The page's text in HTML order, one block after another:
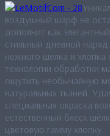
воздушный шарф не
дополнит как
стильный дневной
нежного шелка и хлопка
технологии обработки
ощутить необычайную
натуральных тканей.
специальная окраска
естественный блеск
цветовую гамму хлопку.